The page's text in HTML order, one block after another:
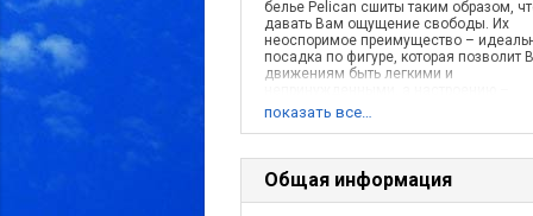
белье Pelican сшиты таким образом,
давать Вам ощущение свободы. Их
неоспоримое преимущество –
посадка по фигуре, которая позволит
движениям быть легкими и
неизменно радостным и солнечным!
подчеркнут Ваши достоинства и
Вас как человека с нетривиальным
взглядом на мир, ведь каждая вещь от
Pelican – средоточие оригинальных
показать все…
Общая информация